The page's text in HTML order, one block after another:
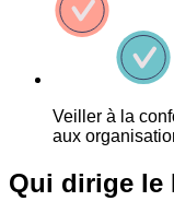
Veiller à la
aux
Qui dirige le